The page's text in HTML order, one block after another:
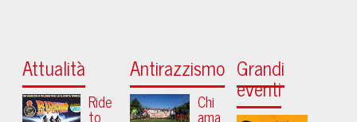
Attualità
Ride
to
Antirazzismo
Chi
ama
Grandi
eventi